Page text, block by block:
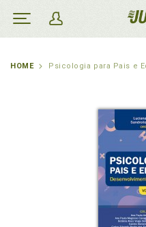
HOME Psicologia para Pais e